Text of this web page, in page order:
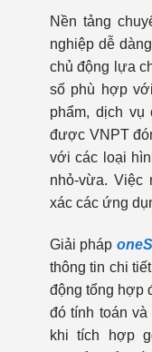
Nền tảng
nghiệp dễ
chủ động lựa
số phù hợp
phẩm, dịch vụ
được VNPT
với các loại
nhỏ-vừa. Việc
xác các ứng
Giải pháp
thông tin chi
động tổng hợp
đó tính toán
khi tích hợp